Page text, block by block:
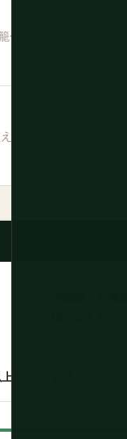
包。牛肉麺。
る
)